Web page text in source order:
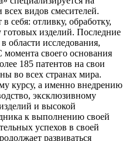
видов смесителей.
себя: отливку, обработку,
готовых изделий. Последние
области исследования,
момента своего основания
185 патентов на свои
во всех странах мира.
курсу, а именно внедрению
эксклюзивному
и высокой
к выполнению своей
успехов в своей
развиваться